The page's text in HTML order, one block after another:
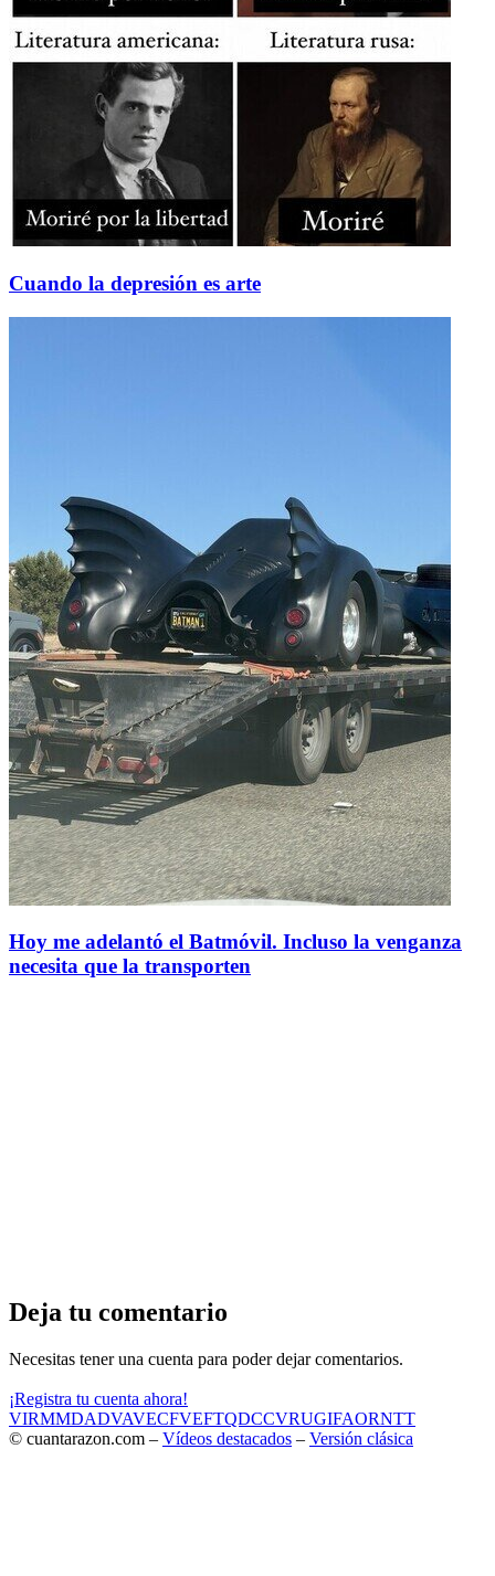
Cuando la depresión es arte
Hoy me adelantó el Batmóvil. Incluso la venganza
necesita que la transporten
Deja tu comentario
Necesitas tener una cuenta para poder dejar comentarios.
¡Registra tu cuenta ahora!
VIRMMDADVAVECFVEFTQDCCVRUGIFAORNTT
© cuantarazon.com – Vídeos destacados – Versión clásica